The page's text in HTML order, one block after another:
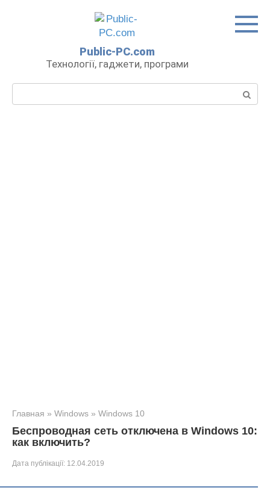
Public-PC.com
Технології, гаджети, програми
Главная » Windows » Windows 10
Беспроводная сеть отключена в Windows 10:
как включить?
Дата публікації: 12.04.2019